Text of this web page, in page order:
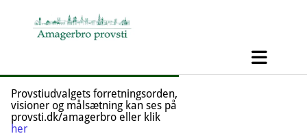
Provstiudvalgets forretningsorden,
visioner og målsætning kan ses på
provsti.dk/amagerbro eller klik
her